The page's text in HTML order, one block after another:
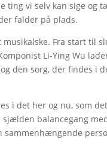
ting vi selv kan sige og
falder på plads.
Fra start til
Li-Ying Wu
den sorg, der findes i
i det her og nu, som
balancegang
sammenhængende